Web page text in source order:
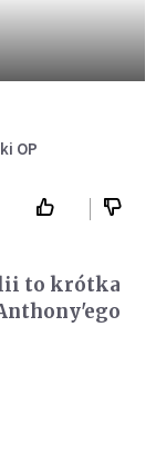
OP
to krótka